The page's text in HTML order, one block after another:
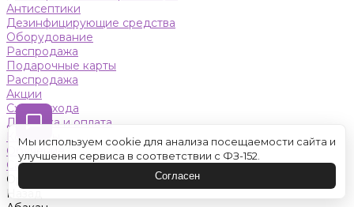
Антисептики
Дезинфицирующие средства
Оборудование
Распродажа
Подарочные карты
Распродажа
Акции
Схемы ухода
Доставка и оплата
Контакты
Обучение
Салон красоты
Оренбург
Назад
Мы используем cookie для анализа посещаемости сайта и
улучшения сервиса в соответствии с ФЗ-152.
Согласен